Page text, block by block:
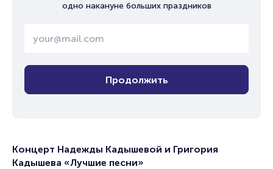
одно накануне больших праздников
Продолжить
Концерт Надежды Кадышевой и Григория
Кадышева «Лучшие песни»